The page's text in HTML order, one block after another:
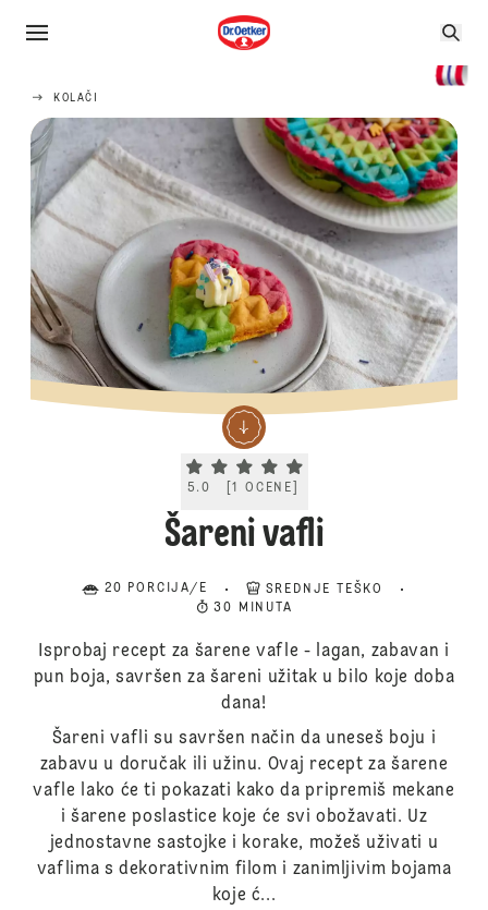
KOLAČI
Current rating 5.0. Click to rate.
5.0 [1 OCENE
Šareni vafli
20 PORCIJA/E
SREDNJE TEŠKO
30 MINUTA
Isprobaj recept za šarene vafle - lagan, zabavan i
pun boja, savršen za šareni užitak u bilo koje doba
dana!
Šareni vafli su savršen način da uneseš boju i
zabavu u doručak ili užinu. Ovaj recept za šarene
vafle lako će ti pokazati kako da pripremiš mekane
i šarene poslastice koje će svi obožavati. Uz
jednostavne sastojke i korake, možeš uživati u
vaflima s dekorativnim filom i zanimljivim bojama
koje ć...